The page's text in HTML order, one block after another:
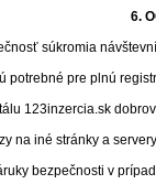
6.
súkromia
potrebné pre plnú
123inzercia.sk
na iné stránky a
bezpečnosti v